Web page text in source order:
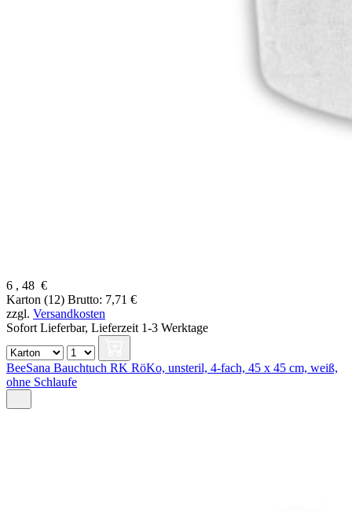
6 , 48 €
Karton (12) Brutto: 7,71 €
zzgl. Versandkosten
Sofort Lieferbar, Lieferzeit 1-3 Werktage
BeeSana Bauchtuch RK RöKo, unsteril, 4-fach, 45 x 45 cm, weiß,
ohne Schlaufe